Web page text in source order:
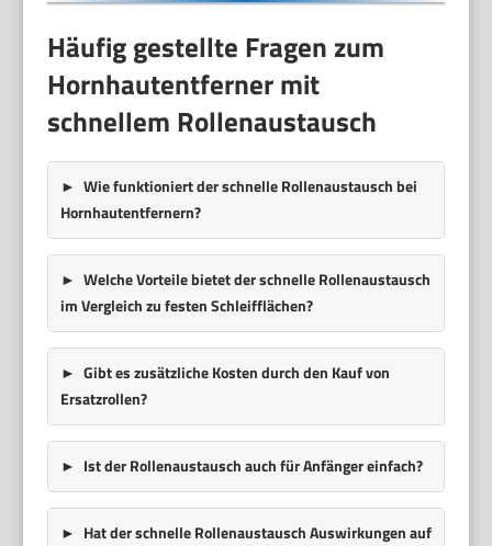
Häufig gestellte Fragen zum
Hornhautentferner mit
schnellem Rollenaustausch
Wie funktioniert der schnelle Rollenaustausch bei
Hornhautentfernern?
Welche Vorteile bietet der schnelle Rollenaustausch
im Vergleich zu festen Schleifflächen?
Gibt es zusätzliche Kosten durch den Kauf von
Ersatzrollen?
Ist der Rollenaustausch auch für Anfänger einfach?
Hat der schnelle Rollenaustausch Auswirkungen auf